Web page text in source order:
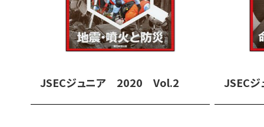
JSECジュニア 2020 Vol.2 JSEC